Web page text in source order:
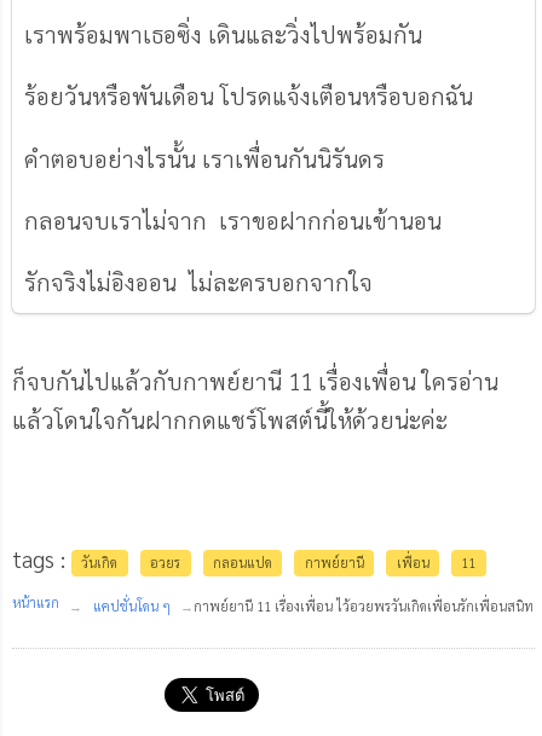
เราพร้อมพาเธอซิ่ง เดินและวิ่งไปพร้อมกัน
ร้อยวันหรือพันเดือน โปรดแจ้งเตือนหรือบอกฉัน
คำตอบอย่างไรนั้น เราเพื่อนกันนิรันดร
กลอนจบเราไม่จาก เราขอฝากก่อนเข้านอน
รักจริงไม่อิงออน ไม่ละครบอกจากใจ
ก็จบกันไปแล้วกับกาพย์ยานี 11 เรื่องเพื่อน ใครอ่าน
แล้วโดนใจกันฝากกดแชร์โพสต์นี้ให้ด้วยน่ะค่ะ
tags : วันเกิด อวยร กลอนแปด กาพย์ยานี เพื่อน 11
หน้าแรก แคปชั่นโดน ๆ กาพย์ยานี 11 เรื่องเพื่อน ไว้อวยพรวันเกิดเพื่อนรักเพื่อนสนิท